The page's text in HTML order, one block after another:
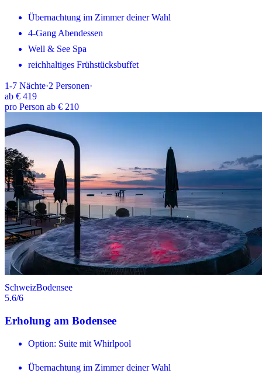
Übernachtung im Zimmer deiner Wahl
4-Gang Abendessen
Well & See Spa
reichhaltiges Frühstücksbuffet
1-7 Nächte·2 Personen·
ab € 419
pro Person ab € 210
SchweizBodensee
5.6/6
Erholung am Bodensee
Option: Suite mit Whirlpool
Übernachtung im Zimmer deiner Wahl